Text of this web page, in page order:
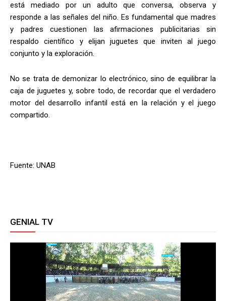
está mediado por un adulto que conversa, observa y
responde a las señales del niño. Es fundamental que madres
y padres cuestionen las afirmaciones publicitarias sin
respaldo científico y elijan juguetes que inviten al juego
conjunto y la exploración.
No se trata de demonizar lo electrónico, sino de equilibrar la
caja de juguetes y, sobre todo, de recordar que el verdadero
motor del desarrollo infantil está en la relación y el juego
compartido.
Fuente: UNAB
GENIAL TV